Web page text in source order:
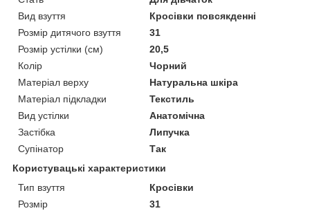
Вид взуття
Кросівки повсякденні
Розмір дитячого взуття
31
Розмір устілки (см)
20,5
Колір
Чорний
Матеріал верху
Натуральна шкіра
Матеріал підкладки
Текстиль
Вид устілки
Анатомічна
Застібка
Липучка
Супінатор
Так
Користувацькі характеристики
Тип взуття
Кросівки
Розмір
31